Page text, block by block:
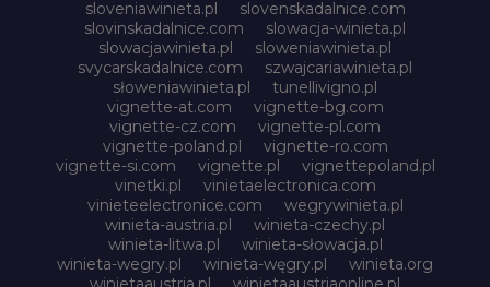
sloveniawinieta.pl
slovenskadalnice.com
slovinskadalnice.com
slowacja-winieta.pl
slowacjawinieta.pl
sloweniawinieta.pl
svycarskadalnice.com
szwajcariawinieta.pl
słoweniawinieta.pl
tunellivigno.pl
vignette-at.com
vignette-bg.com
vignette-cz.com
vignette-pl.com
vignette-poland.pl
vignette-ro.com
vignette-si.com
vignette.pl
vignettepoland.pl
vinetki.pl
vinietaelectronica.com
vinieteelectronice.com
wegrywinieta.pl
winieta-austria.pl
winieta-czechy.pl
winieta-litwa.pl
winieta-słowacja.pl
winieta-wegry.pl
winieta-węgry.pl
winieta.org